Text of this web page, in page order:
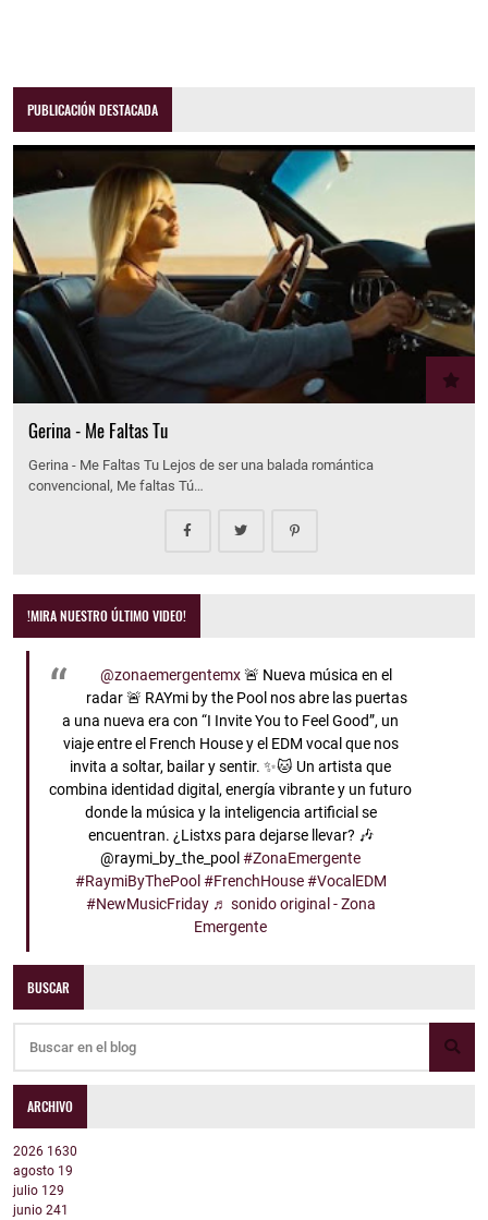
PUBLICACIÓN DESTACADA
Gerina - Me Faltas Tu
Gerina - Me Faltas Tu Lejos de ser una balada romántica
convencional, Me faltas Tú…
!MIRA NUESTRO ÚLTIMO VIDEO!
@zonaemergentemx🚨 Nueva música en el
radar 🚨 RAYmi by the Pool nos abre las puertas
a una nueva era con “I Invite You to Feel Good”, un
viaje entre el French House y el EDM vocal que nos
invita a soltar, bailar y sentir. ✨🐱 Un artista que
combina identidad digital, energía vibrante y un futuro
donde la música y la inteligencia artificial se
encuentran. ¿Listxs para dejarse llevar? 🎶
@raymi_by_the_pool#ZonaEmergente
#RaymiByThePool #FrenchHouse #VocalEDM
#NewMusicFriday ♬ sonido original - Zona
Emergente
BUSCAR
ARCHIVO
2026 1630
agosto 19
julio 129
junio 241